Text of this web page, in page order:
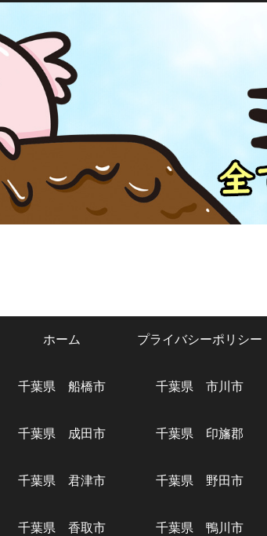
ホーム プライバシーポリシー
千葉県 船橋市 千葉県 市川市
千葉県 成田市 千葉県 印旛郡
千葉県 君津市 千葉県 野田市
千葉県 香取市 千葉県 鴨川市